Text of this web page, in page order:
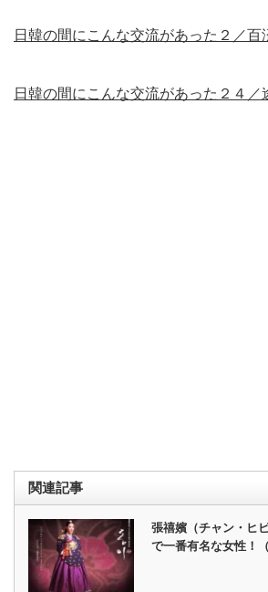
日韓の間にこんな交流があった２／百
日韓の間にこんな交流があった２４／
関連記事
張禧嬪（チャン・ヒ
で一番有名な女性！